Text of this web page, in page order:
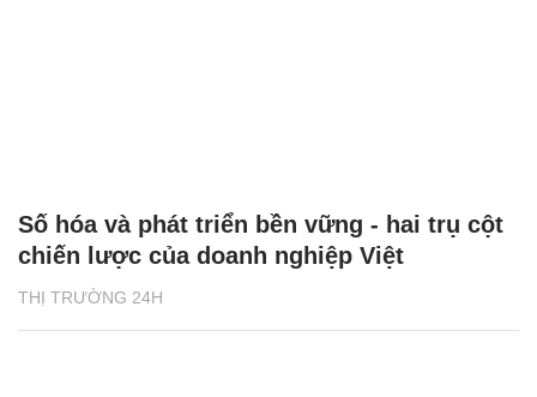
THỊ TRƯỜNG 24H
Số hóa và phát triển bền vững - hai trụ cột
chiến lược của doanh nghiệp Việt